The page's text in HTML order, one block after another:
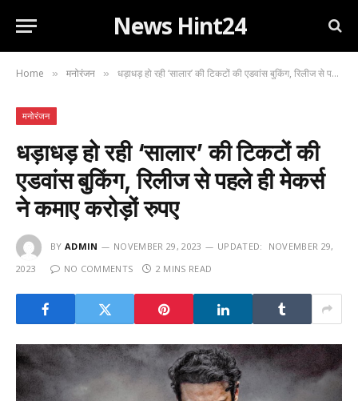
News Hint24
Home » मनोरंजन » धड़ाधड़ हो रही ‘सालार’ की टिकटों की एडवांस बुकिंग, रिलीज से पहले ही मेकर्स ने कमाए करोड़ों रुपए
मनोरंजन
धड़ाधड़ हो रही ‘सालार’ की टिकटों की
एडवांस बुकिंग, रिलीज से पहले ही मेकर्स
ने कमाए करोड़ों रुपए
BY ADMIN NOVEMBER 29, 2023 UPDATED:
NOVEMBER 29,
2023
NO COMMENTS 2 MINS READ